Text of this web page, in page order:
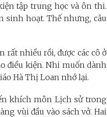
tập trung học và ôn thi.
sinh hoạt. Thế nhưng, câu
rất nhiều rồi, được các cô ở
điều kiện. Nhi muốn dành
Hà Thị Loan nhớ lại.
khích môn Lịch sử trong
vùi đầu vào sách vở. Hai